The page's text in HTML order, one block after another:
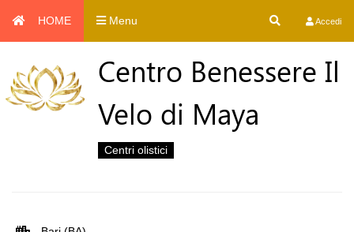
HOME Menu Accedi
Centro Benessere Il
Velo di Maya
Centri olistici